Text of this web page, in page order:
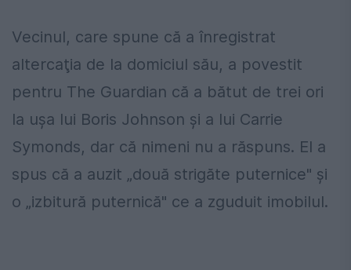
Vecinul, care spune că a înregistrat
altercaţia de la domiciul său, a povestit
pentru The Guardian că a bătut de trei ori
la uşa lui Boris Johnson şi a lui Carrie
Symonds, dar că nimeni nu a răspuns. El a
spus că a auzit „două strigăte puternice" şi
o „izbitură puternică" ce a zguduit imobilul.